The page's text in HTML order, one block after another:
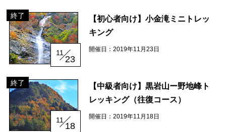
「大川村ってどんなとこ？」聞いたこともみたこともないぞ？という大川村
初心者のかたに、大川村へ来るための道のりや、心構えなどをご紹介！
大川村マップ 大川村への行き方
グルメ・物産
終了
11
23
【初心者向け】小金滝ミニトレッ
キング
開催日：2019年11月23日
終了
11
18
【中級者向け】黒岩山ー野地峰ト
レッキング（往復コース）
開催日：2019年11月18日